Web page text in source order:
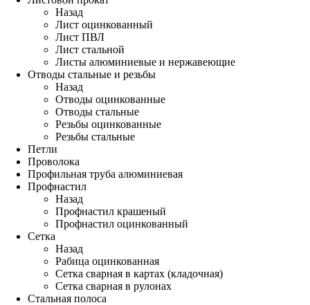
Назад
Лист оцинкованный
Лист ПВЛ
Лист стальной
Листы алюминиевые и нержавеющие
Отводы стальные и резьбы
Назад
Отводы оцинкованные
Отводы стальные
Резьбы оцинкованные
Резьбы стальные
Петли
Проволока
Профильная труба алюминиевая
Профнастил
Назад
Профнастил крашеный
Профнастил оцинкованный
Сетка
Назад
Рабица оцинкованная
Сетка сварная в картах (кладочная)
Сетка сварная в рулонах
Стальная полоса